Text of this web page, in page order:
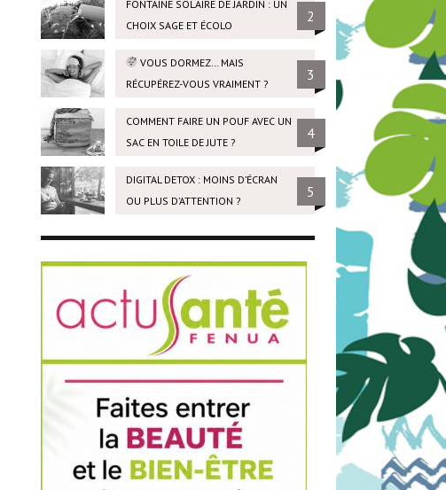
FONTAINE SOLAIRE DE JARDIN : UN
CHOIX SAGE ET ÉCOLO
2
VOUS DORMEZ… MAIS
RÉCUPÉREZ-VOUS VRAIMENT ?
3
COMMENT FAIRE UN POUF AVEC UN
SAC EN TOILE DE JUTE ?
4
DIGITAL DETOX : MOINS D’ÉCRAN
OU PLUS D’ATTENTION ?
5